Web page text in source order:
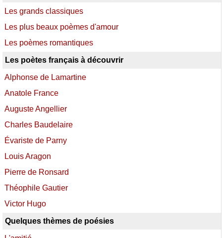
Les grands classiques
Les plus beaux poèmes d'amour
Les poèmes romantiques
Les poètes français à découvrir
Alphonse de Lamartine
Anatole France
Auguste Angellier
Charles Baudelaire
Évariste de Parny
Louis Aragon
Pierre de Ronsard
Théophile Gautier
Victor Hugo
Quelques thèmes de poésies